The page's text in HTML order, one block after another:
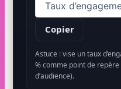
Copier
Astuce : vise un taux
% comme point de
d’audience).